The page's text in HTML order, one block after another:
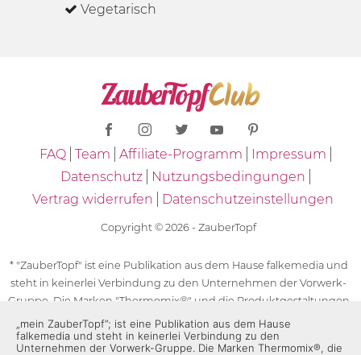
Vegetarisch
FAQ Team Affiliate-Programm
Impressum
Datenschutz
Nutzungsbedingungen
Vertrag widerrufen
Datenschutzeinstellungen
Copyright © 2026 - ZauberTopf
* "ZauberTopf" ist eine Publikation aus dem Hause falkemedia und
steht in keinerlei Verbindung zu den Unternehmen der Vorwerk-
Gruppe. Die Marken "Thermomix®" und die Produktgestaltungen
des "Thermomix®" sind eingetragene Marken der Unternehmen
der Vorwerk-Gruppe. Die Marken Thermomix®, die Zeichen TM5®,
„mein ZauberTopf”; ist eine Publikation aus dem Hause
falkemedia und steht in keinerlei Verbindung zu den
Unternehmen der Vorwerk-Gruppe. Die Marken Thermomix®, die